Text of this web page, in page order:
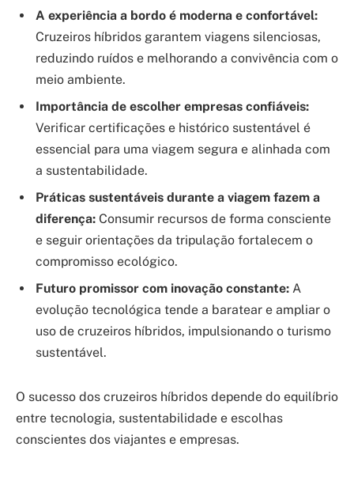
A experiência a bordo é moderna e confortável:
Cruzeiros híbridos garantem viagens silenciosas,
reduzindo ruídos e melhorando a convivência com o
meio ambiente.
Importância de escolher empresas confiáveis:
Verificar certificações e histórico sustentável é
essencial para uma viagem segura e alinhada com
a sustentabilidade.
Práticas sustentáveis durante a viagem fazem a
diferença: Consumir recursos de forma consciente
e seguir orientações da tripulação fortalecem o
compromisso ecológico.
Futuro promissor com inovação constante: A
evolução tecnológica tende a baratear e ampliar o
uso de cruzeiros híbridos, impulsionando o turismo
sustentável.
O sucesso dos cruzeiros híbridos depende do equilíbrio
entre tecnologia, sustentabilidade e escolhas
conscientes dos viajantes e empresas.